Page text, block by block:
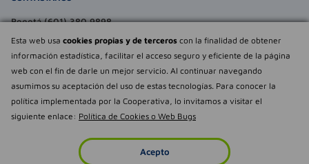
Esta web usa cookies propias y de terceros con la finalidad de obtener
información estadística, facilitar el acceso seguro y eficiente de la página
web con el fin de darle un mejor servicio. Al continuar navegando
asumimos su aceptación del uso de estas tecnologías. Para conocer la
política implementada por la Cooperativa, lo invitamos a visitar el
siguiente enlace: Política de Cookies o Web Bugs
Acepto
Déjanos tu
opinión
Bogotá (601) 380 9898
atencionalcliente@farmaexpress.com
TE PUEDE INTERESAR
NOSOTROS
Empowered by
Todos los derechos reservados Farmaexpress 2025